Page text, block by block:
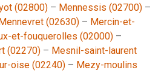
(02800) – Mennessis (02700) –
(02630) – Mercin-et-
et-fouquerolles (02000) –
(02270) – Mesnil-saint-laurent
oise (02240) – Mezy-moulins